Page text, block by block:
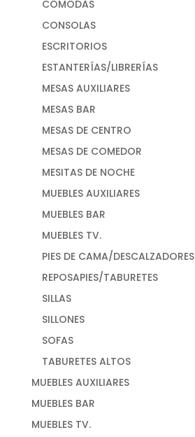
CÓMODAS
CONSOLAS
ESCRITORIOS
ESTANTERÍAS/LIBRERÍAS
MESAS AUXILIARES
MESAS BAR
MESAS DE CENTRO
MESAS DE COMEDOR
MESITAS DE NOCHE
MUEBLES AUXILIARES
MUEBLES BAR
MUEBLES TV.
PIES DE CAMA/DESCALZADORES
REPOSAPIES/TABURETES
SILLAS
SILLONES
SOFAS
TABURETES ALTOS
MUEBLES AUXILIARES
MUEBLES BAR
MUEBLES TV.